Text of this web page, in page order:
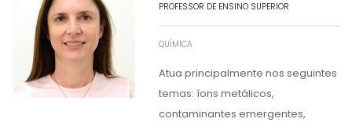
PROFESSOR DE ENSINO SUPERIOR
QUÍMICA
Atua principalmente nos seguintes
temas: íons metálicos,
contaminantes emergentes,